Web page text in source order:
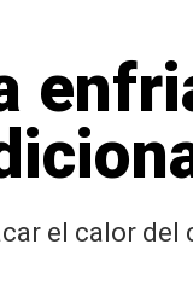
el calor